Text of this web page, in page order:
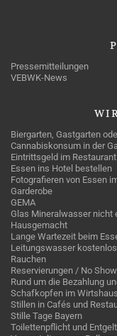
Pressemitteilungen
VEBWK-News
Biergarten, Gastgarten
Cannabiskonsum in der
Eintrittsgeld im Restaurant
Essen ins Hotel bestellen
Fotografieren von Essen
Garderobe
GEMA
Glas Mineralwasser nicht
Hausgemacht
Lange Wartezeit beim
Leitungswasser
Rauchen
Reservierungen / No
Rund um die Bezahlung
Schafkopfen im Wirtshaus
Stillen in Cafés und
Stille Tage Bayern
Toilettenpflicht und Entgelt